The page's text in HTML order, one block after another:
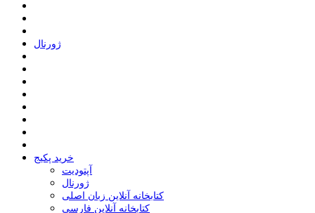
ﮊﻭﺭﻧﺎﻝ
خرید پکیج
ﺁﭘﺘﻮﺩﯾﺖ
ﮊﻭﺭﻧﺎﻝ
کتابخانه آنلاین زبان اصلی
کتابخانه آنلاین فارسی